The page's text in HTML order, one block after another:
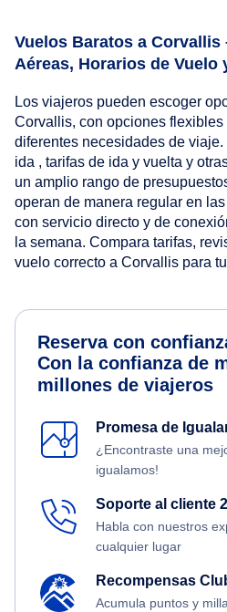
Vuelos Baratos a Corvallis
Aéreas, Horarios de Vuelo
Los viajeros pueden escoger
Corvallis, con opciones flexibles
diferentes necesidades de
ida , tarifas de ida y vuelta y
un amplio rango de
operan de manera regular en
con servicio directo y de
la semana. Compara tarifas,
vuelo correcto a Corvallis para
Reserva con
Con la confianza de
millones de viajeros
Promesa de
¿Encontraste una
igualamos!
Soporte al cliente
Habla con nuestros
cualquier lugar
Recompensas
Acumula puntos y